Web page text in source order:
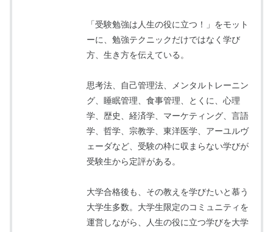
「受験勉強は人生の役に立つ！」をモット
ーに、勉強テクニックだけではなく学び
方、生き方を伝えている。
思考法、自己管理法、メンタルトレーニン
グ、睡眠管理、食事管理、とくに、心理
学、歴史、経済学、マーケティング、言語
学、哲学、宗教学、東洋医学、アーユルヴ
ェーダなど、受験の枠に収まらない学びが
受験生から定評がある。
大学合格後も、その教えを学びたいと慕う
大学生多数。大学生限定のコミュニティを
運営しながら、人生の役に立つ学びを大学